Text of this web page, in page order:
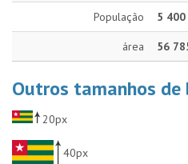
População 5
área 56
Outros tamanhos de
20px
40px